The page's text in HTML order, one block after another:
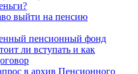
выйти на пенсию
пенсионный фонд
ли вступать и как
в архив Пенсионного